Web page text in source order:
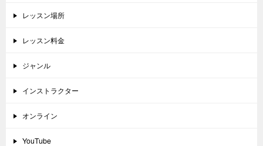
レッスン場所
レッスン料金
ジャンル
インストラクター
オンライン
YouTube